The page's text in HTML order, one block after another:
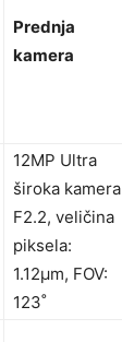
Prednja
kamera
12MP Ultra
široka kamera
F2.2, veličina
piksela:
1.12μm, FOV:
123˚